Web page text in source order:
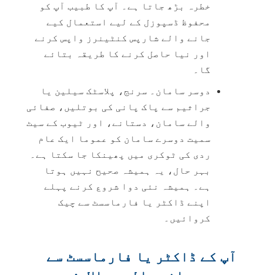
خطرہ بڑھ جاتا ہے۔ آپ کا طبیب آپ کو
محفوظ ڈسپوزل کے لیے استعمال کیے
جانے والے شارپس کنٹینرز واپس کرنے
اور نیا حاصل کرنے کا طریقہ بتائے
گا۔
دوسر سامان۔ سرنج، پلاسٹک سیلین یا
جراثیم سے پاک پانی کی بوتلیں، صفائی
والے سامان، دستانے، اور ٹیوب کے سیٹ
سمیت دوسرے سامان کو عموما ایک عام
ردی کی ٹوکری میں پھینکا جا سکتا ہے۔
بہر حال، یہ ہمیشہ صحیح نہیں ہوتا
ہے۔ ہمیشہ نئی دوا شروع کرنے پہلے
اپنے ڈاکٹر یا فارماسسٹ سے چیک
کروائیں۔
آپ کے ڈاکٹر یا فارماسسٹ سے